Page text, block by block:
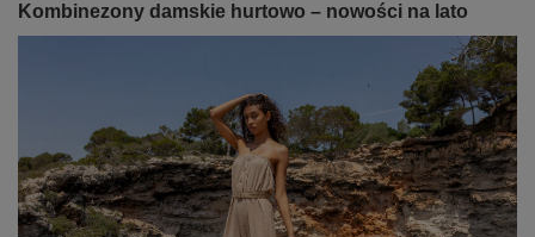
Kombinezony damskie hurtowo – nowości na lato